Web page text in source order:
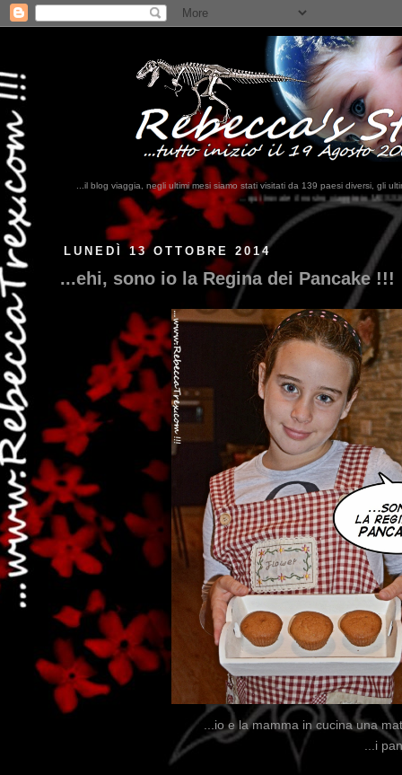
...il blog viaggia, negli ultimi mesi siamo stati visitati da 139 paesi diversi, gli
...qui trovate il nostro viaggio in MESSICO 2023...clikka qui !!!
LUNEDÌ 13 OTTOBRE 2014
...ehi, sono io la Regina dei Pancake !!!
...io e la mamma in cucina una
...i